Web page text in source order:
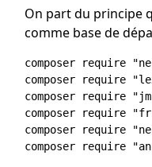
On part du principe
comme base de
composer require
composer require
composer require
composer require
composer require